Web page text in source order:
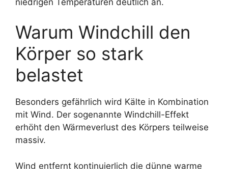
Warum Windchill den
Körper so stark
belastet
Besonders gefährlich wird Kälte in Kombination
mit Wind. Der sogenannte Windchill-Effekt
erhöht den Wärmeverlust des Körpers teilweise
massiv.
Wind entfernt kontinuierlich die dünne warme